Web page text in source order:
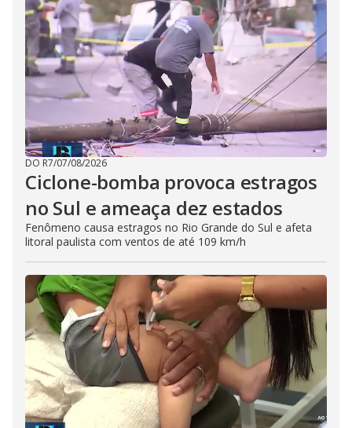
DO R7/07/08/2026
Ciclone-bomba provoca estragos
no Sul e ameaça dez estados
Fenômeno causa estragos no Rio Grande do Sul e afeta
litoral paulista com ventos de até 109 km/h